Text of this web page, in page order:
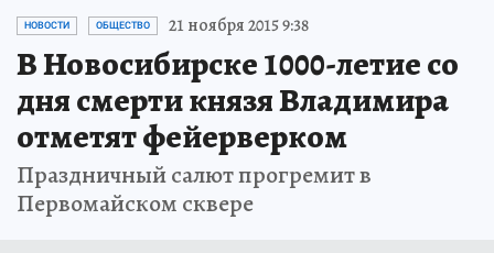
НОВОСТИ ОБЩЕСТВО 21 ноября 2015 9:38
В Новосибирске 1000-летие со
дня смерти князя Владимира
отметят фейерверком
Праздничный салют прогремит в
Первомайском сквере